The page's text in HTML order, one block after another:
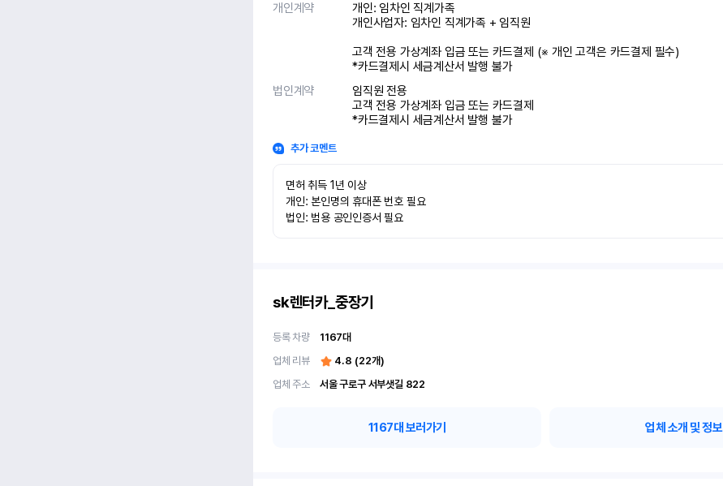
개인계약
개인: 임차인 직계가족
개인사업자: 임차인 직계가족 + 임직원
고객 전용 가상계좌 입금 또는 카드결제 (※ 개인 고객은 카드결제 필수)
*카드결제시 세금계산서 발행 불가
법인계약
임직원 전용
고객 전용 가상계좌 입금 또는 카드결제
*카드결제시 세금계산서 발행 불가
추가 코멘트
면허 취득 1년 이상
개인: 본인명의 휴대폰 번호 필요
법인: 범용 공인인증서 필요
sk렌터카_중장기
등록 차량 1167대
업체 리뷰
4.8 (22개)
업체 주소
서울 구로구 서부샛길 822
1167대 보러가기 업체 소개 및 정보